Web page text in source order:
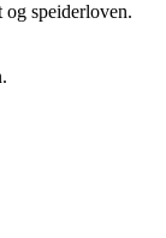
og speiderloven.